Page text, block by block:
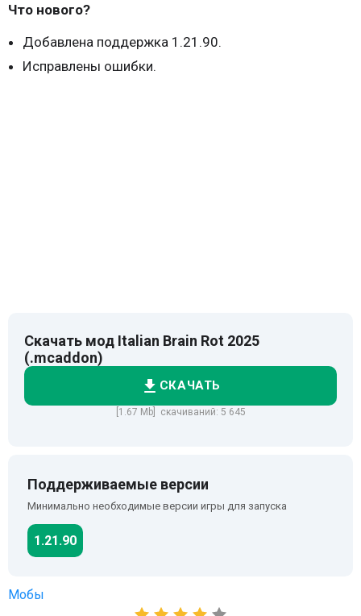
Что нового?
Добавлена поддержка 1.21.90.
Исправлены ошибки.
Скачать мод Italian Brain Rot 2025
(.mcaddon)
СКАЧАТЬ
[1.67 Mb] скачиваний: 5 645
Поддерживаемые версии
Минимально необходимые версии игры для запуска
1.21.90
Мобы